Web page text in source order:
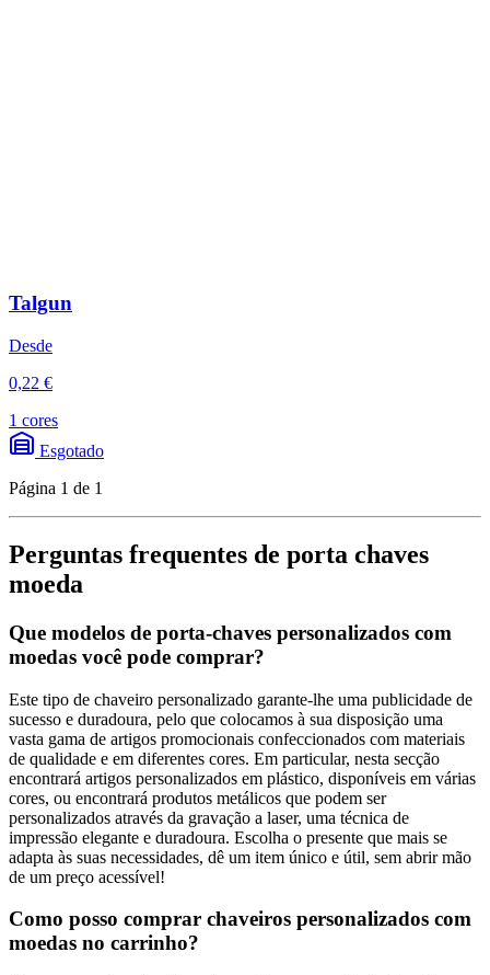
Talgun
Desde
0,22 €
1 cores
Esgotado
Página 1 de 1
Perguntas frequentes de porta chaves
moeda
Que modelos de porta-chaves personalizados com
moedas você pode comprar?
Este tipo de chaveiro personalizado garante-lhe uma publicidade de
sucesso e duradoura, pelo que colocamos à sua disposição uma
vasta gama de artigos promocionais confeccionados com materiais
de qualidade e em diferentes cores. Em particular, nesta secção
encontrará artigos personalizados em plástico, disponíveis em várias
cores, ou encontrará produtos metálicos que podem ser
personalizados através da gravação a laser, uma técnica de
impressão elegante e duradoura. Escolha o presente que mais se
adapta às suas necessidades, dê um item único e útil, sem abrir mão
de um preço acessível!
Como posso comprar chaveiros personalizados com
moedas no carrinho?